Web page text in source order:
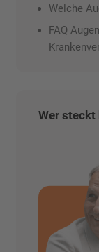
Welche
FAQ
Wer steckt